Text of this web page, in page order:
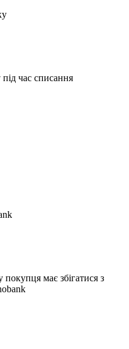
під час списання
має збігатися з